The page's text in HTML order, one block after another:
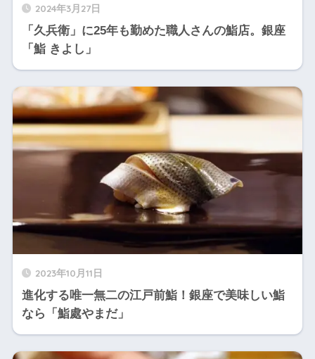
2024年3月27日
「久兵衛」に25年も勤めた職人さんの鮨店。銀座
「鮨 きよし」
2023年10月11日
進化する唯一無二の江戸前鮨！銀座で美味しい鮨
なら「鮨處やまだ」